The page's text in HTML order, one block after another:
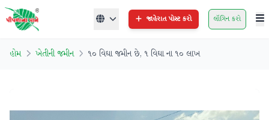
જાહેરાત પોસ્ટ કરો લૉગિન કરો
હોમ ખેતીની જમીન ૧૦ વિઘા જમીન છે, ૧ વિઘા ના ૧૦ લાખ